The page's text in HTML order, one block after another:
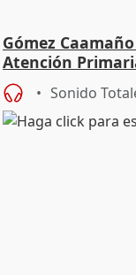
Gómez
Atención
Sonido